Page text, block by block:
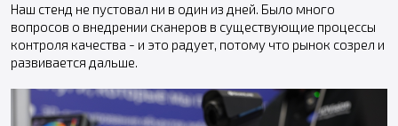
Наш стенд не пустовал ни в один из дней. Было много
вопросов о внедрении сканеров в существующие процессы
контроля качества - и это радует, потому что рынок созрел и
развивается дальше.